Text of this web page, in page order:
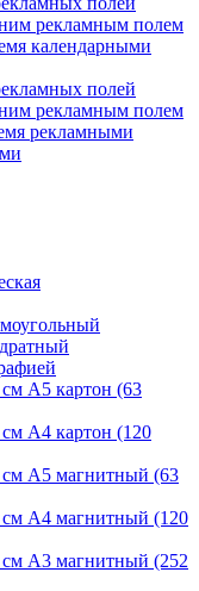
рекламным полем
календарными
полей
рекламным полем
рекламными
А5 картон (63
А4 картон (120
см А5 магнитный (63
А4 магнитный (120
А3 магнитный (252